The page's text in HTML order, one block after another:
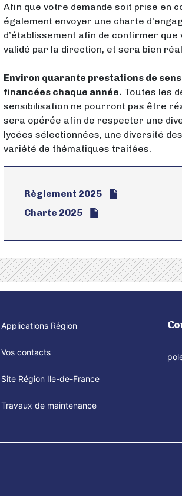
Afin que votre demande soit prise en
également envoyer une charte
d’établissement afin de confirmer
validé par la direction, et sera bien
Environ quarante prestations de
financées chaque année. Toutes les
sensibilisation ne pourront pas être
sera opérée afin de respecter une
lycées sélectionnées, une diversité
variété de thématiques traitées.
Règlement 2025
Charte 2025
Applications Région
Vos contacts
Site Région Ile-de-France
Travaux de maintenance